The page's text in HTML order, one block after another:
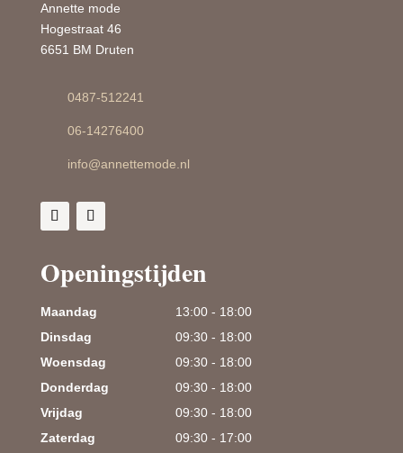
Annette mode
Hogestraat 46
6651 BM Druten
0487-512241
06-14276400
info@annettemode.nl
Openingstijden
Maandag
13:00 - 18:00
Dinsdag
09:30 - 18:00
Woensdag
09:30 - 18:00
Donderdag
09:30 - 18:00
Vrijdag
09:30 - 18:00
Zaterdag
09:30 - 17:00